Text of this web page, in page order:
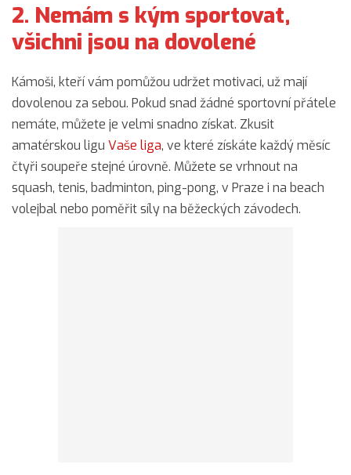
2. Nemám s kým sportovat,
všichni jsou na dovolené
Kámoši, kteří vám pomůžou udržet motivaci, už mají
dovolenou za sebou. Pokud snad žádné sportovní přátele
nemáte, můžete je velmi snadno získat. Zkusit
amatérskou ligu Vaše liga, ve které získáte každý měsíc
čtyři soupeře stejné úrovně. Můžete se vrhnout na
squash, tenis, badminton, ping-pong, v Praze i na beach
volejbal nebo poměřit síly na běžeckých závodech.